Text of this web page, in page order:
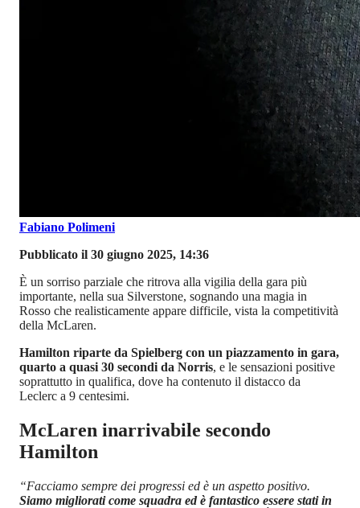
Fabiano Polimeni
Pubblicato il 30 giugno 2025, 14:36
È un sorriso parziale che ritrova alla vigilia della gara più
importante, nella sua Silverstone, sognando una magia in
Rosso che realisticamente appare difficile, vista la competitività
della McLaren.
Hamilton riparte da Spielberg con un piazzamento in gara,
quarto a quasi 30 secondi da Norris, e le sensazioni positive
soprattutto in qualifica, dove ha contenuto il distacco da
Leclerc a 9 centesimi.
McLaren inarrivabile secondo
Hamilton
“Facciamo sempre dei progressi ed è un aspetto positivo.
Siamo migliorati come squadra ed è fantastico essere stati in